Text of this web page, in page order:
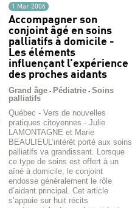
1 Mar 2006
Accompagner son
conjoint âgé en soins
palliatifs à domicile -
Les éléments
influençant l’expérience
des proches aidants
Grand âge- Pédiatrie- Soins
palliatifs
Québec - Vers de nouvelles
pratiques citoyennes - Julie
LAMONTAGNE et Marie
BEAULIEUL’intérêt porté aux soins
palliatifs va grandissant. Lorsque
ce type de soins est offert à un
aîné à domicile, le conjoint
endosse généralement le rôle
d’aidant principal. Cet article
s’appuie sur huit récits